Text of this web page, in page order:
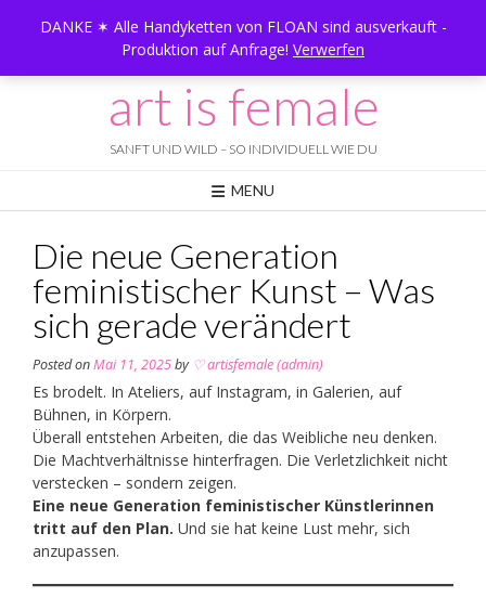
DANKE ✶ Alle Handyketten von FLOAN sind ausverkauft -
Produktion auf Anfrage! Verwerfen
art is female
SANFT UND WILD – SO INDIVIDUELL WIE DU
MENU
Die neue Generation
feministischer Kunst – Was
sich gerade verändert
Posted onMai 11, 2025by ♡ artisfemale (admin)
Es brodelt. In Ateliers, auf Instagram, in Galerien, auf
Bühnen, in Körpern.
Überall entstehen Arbeiten, die das Weibliche neu denken.
Die Machtverhältnisse hinterfragen. Die Verletzlichkeit nicht
verstecken – sondern zeigen.
Eine neue Generation feministischer Künstlerinnen
tritt auf den Plan. Und sie hat keine Lust mehr, sich
anzupassen.